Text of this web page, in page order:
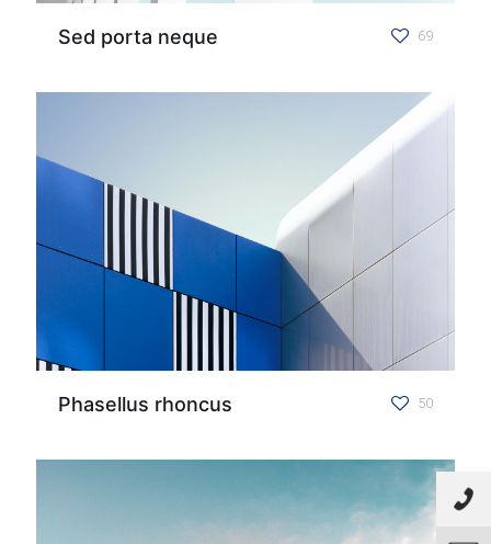
Sed porta neque 69
Phasellus rhoncus 50